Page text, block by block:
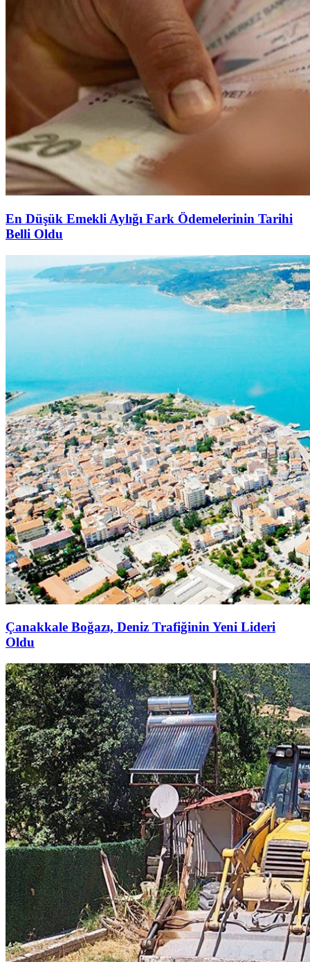
En Düşük Emekli Aylığı Fark Ödemelerinin Tarihi
Belli Oldu
Çanakkale Boğazı, Deniz Trafiğinin Yeni Lideri
Oldu